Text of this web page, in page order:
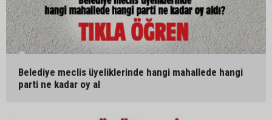
Belediye meclis üyeliklerinde hangi mahallede hangi
parti ne kadar oy al